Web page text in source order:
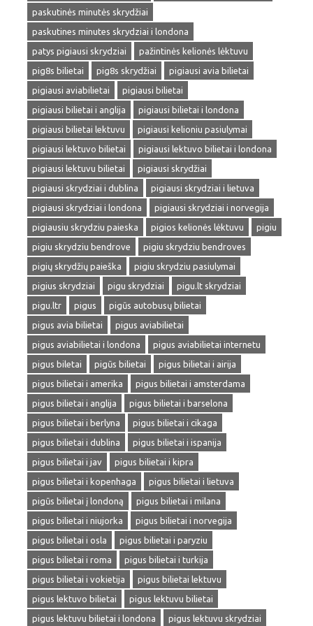
paskutinės minutės skrydžiai
paskutines minutes skrydziai i londona
patys pigiausi skrydziai
pažintinės kelionės lėktuvu
pig8s bilietai
pig8s skrydžiai
pigiausi avia bilietai
pigiausi aviabilietai
pigiausi bilietai
pigiausi bilietai i anglija
pigiausi bilietai i londona
pigiausi bilietai lektuvu
pigiausi kelioniu pasiulymai
pigiausi lektuvo bilietai
pigiausi lektuvo bilietai i londona
pigiausi lektuvu bilietai
pigiausi skrydžiai
pigiausi skrydziai i dublina
pigiausi skrydziai i lietuva
pigiausi skrydziai i londona
pigiausi skrydziai i norvegija
pigiausiu skrydziu paieska
pigios kelionės lėktuvu
pigiu
pigiu skrydziu bendrove
pigiu skrydziu bendroves
pigių skrydžių paieška
pigiu skrydziu pasiulymai
pigius skrydziai
pigu skrydziai
pigu.lt skrydziai
pigu.ltr
pigus
pigūs autobusų bilietai
pigus avia bilietai
pigus aviabilietai
pigus aviabilietai i londona
pigus aviabilietai internetu
pigus biletai
pigūs bilietai
pigus bilietai i airija
pigus bilietai i amerika
pigus bilietai i amsterdama
pigus bilietai i anglija
pigus bilietai i barselona
pigus bilietai i berlyna
pigus bilietai i cikaga
pigus bilietai i dublina
pigus bilietai i ispanija
pigus bilietai i jav
pigus bilietai i kipra
pigus bilietai i kopenhaga
pigus bilietai i lietuva
pigūs bilietai į londoną
pigus bilietai i milana
pigus bilietai i niujorka
pigus bilietai i norvegija
pigus bilietai i osla
pigus bilietai i paryziu
pigus bilietai i roma
pigus bilietai i turkija
pigus bilietai i vokietija
pigus bilietai lektuvu
pigus lektuvo bilietai
pigus lektuvu bilietai
pigus lektuvu bilietai i londona
pigus lektuvu skrydziai